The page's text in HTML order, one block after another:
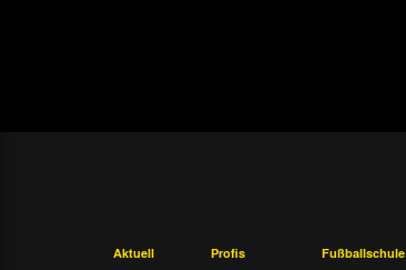
Aktuell Profis Fußballschule